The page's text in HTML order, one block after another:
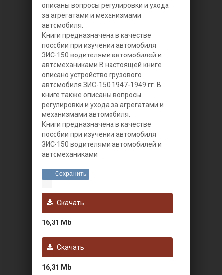
описаны вопросы регулировки и ухода
за агрегатами и механизмами
автомобиля.
Книги предназначена в качестве
пособии при изучении автомобиля
ЗИС-150 водителями автомобилей и
автомеханиками В настоящей книге
описано устройство грузового
автомобиля ЗИС-150 1947-1949 гг. В
книге также описаны вопросы
регулировки и ухода за агрегатами и
механизмами автомобиля.
Книги предназначена в качестве
пособии при изучении автомобиля
ЗИС-150 водителями автомобилей и
автомеханиками
Сохранить
Скачать
16,31 Mb
Скачать
16,31 Mb